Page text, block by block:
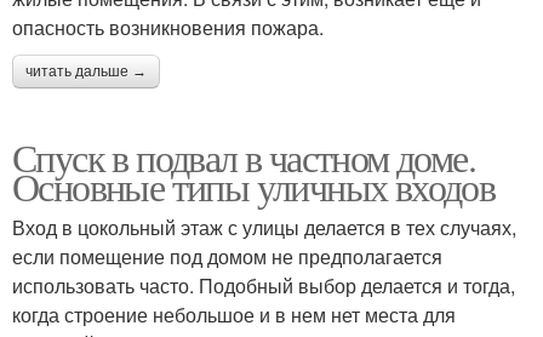
опасность возникновения пожара.
читать дальше →
Спуск в подвал в частном доме.
Основные типы уличных входов
Вход в цокольный этаж с улицы делается в тех случаях,
если помещение под домом не предполагается
использовать часто. Подобный выбор делается и тогда,
когда строение небольшое и в нем нет места для